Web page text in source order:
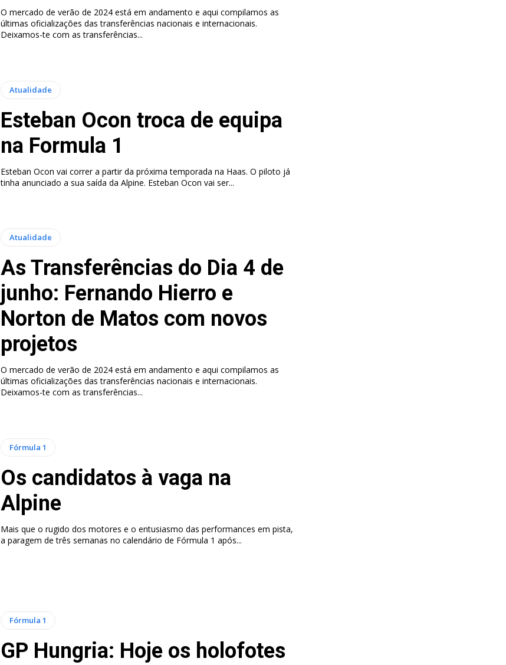
O mercado de verão de 2024 está em andamento e aqui compilamos as
últimas oficializações das transferências nacionais e internacionais.
Deixamos-te com as transferências...
Atualidade
Esteban Ocon troca de equipa
na Formula 1
Esteban Ocon vai correr a partir da próxima temporada na Haas. O piloto já
tinha anunciado a sua saída da Alpine. Esteban Ocon vai ser...
Atualidade
As Transferências do Dia 4 de
junho: Fernando Hierro e
Norton de Matos com novos
projetos
O mercado de verão de 2024 está em andamento e aqui compilamos as
últimas oficializações das transferências nacionais e internacionais.
Deixamos-te com as transferências...
Fórmula 1
Os candidatos à vaga na
Alpine
Mais que o rugido dos motores e o entusiasmo das performances em pista,
a paragem de três semanas no calendário de Fórmula 1 após...
Fórmula 1
GP Hungria: Hoje os holofotes